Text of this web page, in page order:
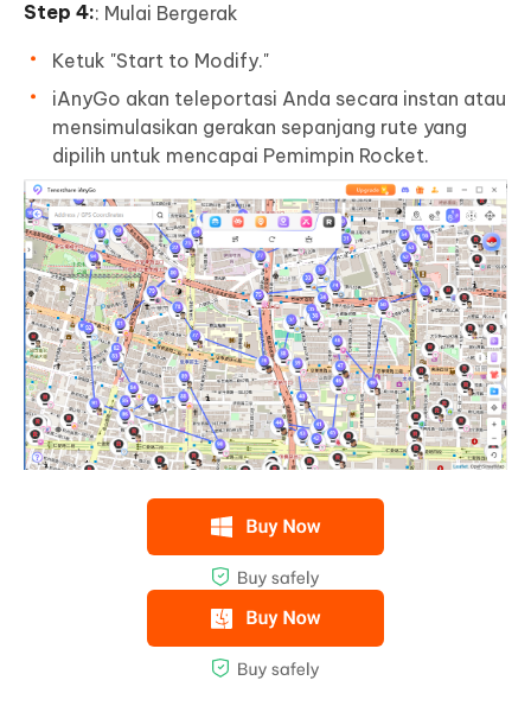
: Mulai Bergerak
Ketuk "Start to Modify."
iAnyGo akan teleportasi Anda secara instan atau
mensimulasikan gerakan sepanjang rute yang
dipilih untuk mencapai Pemimpin Rocket.